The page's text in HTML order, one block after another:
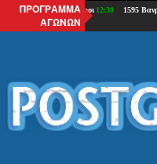
ΠΡΟΓΡΑΜΜΑ
ΑΓΩΝΩΝ